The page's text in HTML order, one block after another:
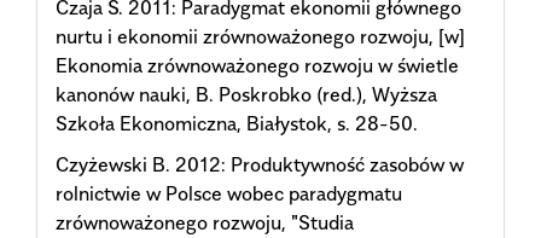
Czaja S. 2011: Paradygmat ekonomii głównego
nurtu i ekonomii zrównoważonego rozwoju, [w]
Ekonomia zrównoważonego rozwoju w świetle
kanonów nauki, B. Poskrobko (red.), Wyższa
Szkoła Ekonomiczna, Białystok, s. 28-50.
Czyżewski B. 2012: Produktywność zasobów w
rolnictwie w Polsce wobec paradygmatu
zrównoważonego rozwoju, "Studia